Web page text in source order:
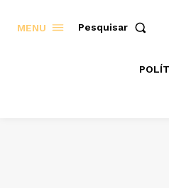
MENU Pesquisar